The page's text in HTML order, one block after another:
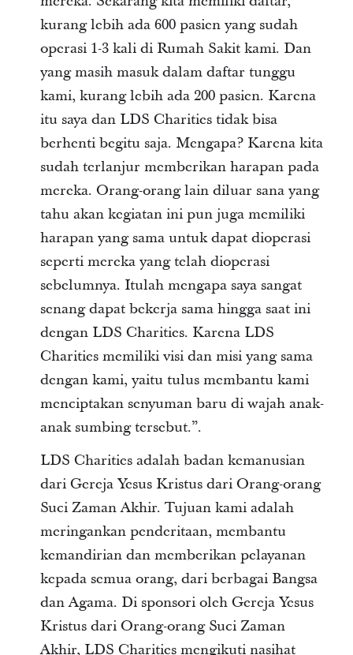
kurang lebih ada 600 pasien yang sudah
operasi 1-3 kali di Rumah Sakit kami. Dan
yang masih masuk dalam daftar tunggu
kami, kurang lebih ada 200 pasien. Karena
itu saya dan LDS Charities tidak bisa
berhenti begitu saja. Mengapa? Karena kita
sudah terlanjur memberikan harapan pada
mereka. Orang-orang lain diluar sana yang
tahu akan kegiatan ini pun juga memiliki
harapan yang sama untuk dapat dioperasi
seperti mereka yang telah dioperasi
sebelumnya. Itulah mengapa saya sangat
senang dapat bekerja sama hingga saat ini
dengan LDS Charities. Karena LDS
Charities memiliki visi dan misi yang sama
dengan kami, yaitu tulus membantu kami
menciptakan senyuman baru di wajah anak-
anak sumbing tersebut.”.
LDS Charities adalah badan kemanusian
dari Gereja Yesus Kristus dari Orang-orang
Suci Zaman Akhir. Tujuan kami adalah
meringankan penderitaan, membantu
kemandirian dan memberikan pelayanan
kepada semua orang, dari berbagai Bangsa
dan Agama. Di sponsori oleh Gereja Yesus
Kristus dari Orang-orang Suci Zaman
Akhir, LDS Charities mengikuti nasihat